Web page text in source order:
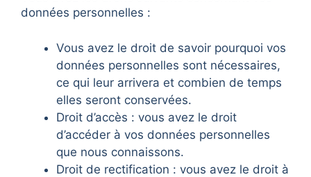
données personnelles :
Vous avez le droit de savoir pourquoi vos
données personnelles sont nécessaires,
ce qui leur arrivera et combien de temps
elles seront conservées.
Droit d’accès : vous avez le droit
d’accéder à vos données personnelles
que nous connaissons.
Droit de rectification : vous avez le droit à